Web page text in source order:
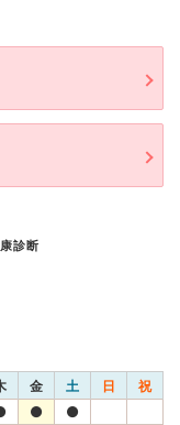
診断
金 土 日 祝